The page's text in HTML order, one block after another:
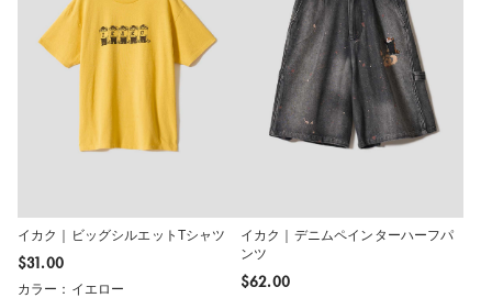
イカク｜ビッグシルエットTシャツ
$‌31.00
カラー：イエロー
イカク｜デニムペインターハーフパ
ンツ
$‌62.00